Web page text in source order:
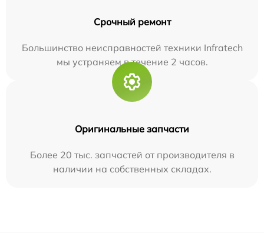
Срочный ремонт
Большинство неисправностей техники Infratech
мы устраняем в течение 2 часов.
Оригинальные запчасти
Более 20 тыс. запчастей от производителя в
наличии на собственных складах.